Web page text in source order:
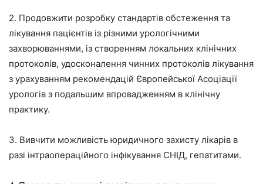
2. Продовжити розробку стандартів обстеження та
лікування пацієнтів із різними урологічними
захворюваннями, із створенням локальних клінічних
протоколів, удосконалення чинних протоколів лікування
з урахуванням рекомендацій Європейської Асоціації
урологів з подальшим впровадженням в клінічну
практику.
3. Вивчити можливість юридичного захисту лікарів в
разі інтраопераційного інфікування СНІД, гепатитами.